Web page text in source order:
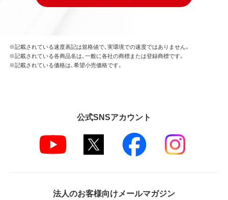
※記載されている速度表記は規格値で、実環境での速度ではありません。
※記載されている各商品名は、一般に各社の商標または登録商標です。
※記載されている価格は、希望小売価格です。
公式SNSアカウント
法人のお客様向けメールマガジン